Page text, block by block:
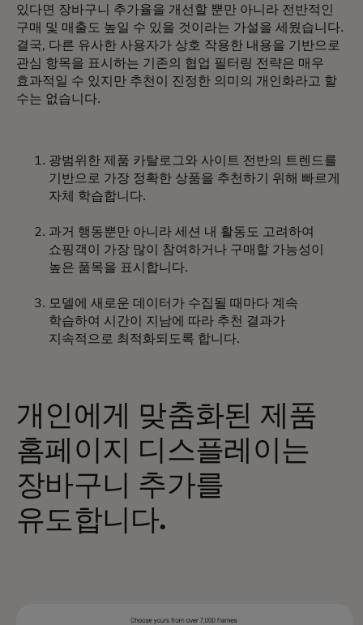
있다면 장바구니 추가율을 개선할 뿐만 아니라 전반적인
구매 및 매출도 높일 수 있을 것이라는 가설을 세웠습니다.
결국, 다른 유사한 사용자가 상호 작용한 내용을 기반으로
관심 항목을 표시하는 기존의 협업 필터링 전략은 매우
효과적일 수 있지만 추천이 진정한 의미의 개인화라고 할
수는 없습니다.
광범위한 제품 카탈로그와 사이트 전반의 트렌드를
기반으로 가장 정확한 상품을 추천하기 위해 빠르게
자체 학습합니다.
과거 행동뿐만 아니라 세션 내 활동도 고려하여
쇼핑객이 가장 많이 참여하거나 구매할 가능성이
높은 품목을 표시합니다.
모델에 새로운 데이터가 수집될 때마다 계속
학습하여 시간이 지남에 따라 추천 결과가
지속적으로 최적화되도록 합니다.
개인에게 맞춤화된 제품
홈페이지 디스플레이는
장바구니 추가를
유도합니다.